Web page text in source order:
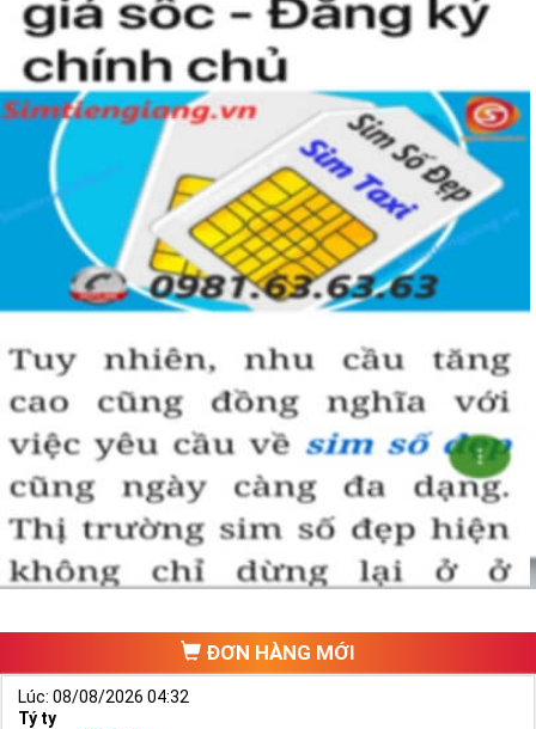
Hướng dẫn mua Sim Tứ Quý 2 tại
Simtiengiang.vn.
Sim Tiền Giang là đơn vị cung cấp
Tứ Quý, sim giá rẻ uy
tín chất lượng.
Chọn mua sim số đẹp thường mất nhiều thời gian ở khoản lựa số,
một số phải vừa đẹp, vừa tốt về phong thủy thì mới là sim hoàn
hảo. Vậy phải làm sao?
- Cách nhanh nhất để chọn mua được Sim Tứ Quý 2 là bạn vào
trang chủ của Sim Tiền Giang, chọn mục “
Sim giảm giá
“ ở ngay đầu
trang chủ. Đây là danh sách sim được đại lý giảm giá vì một số lý
Ngoài ra quý khách chưa ưng ý về Sim Tứ Quý 2 có cũng thể tham
khảo thêm Sim Vinaphone,Sim Gmobile, Sim Tứ Quý Giữa
ĐƠN HÀNG MỚI
Lúc: 08/08/2026 04:32
Tý ty